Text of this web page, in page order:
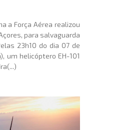
a Força Aérea realizou
para salvaguarda
23h10 do dia 07 de
um helicóptero EH-101